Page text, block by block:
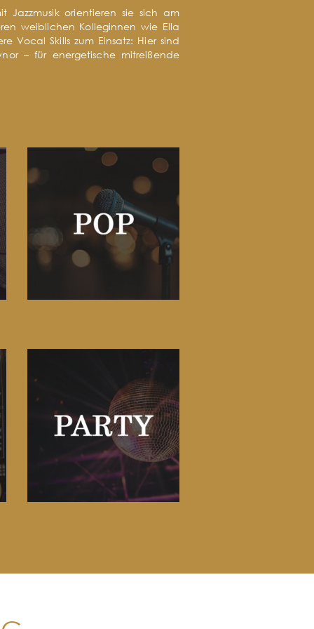
Jazzmusik orientieren sie sich am
weiblichen Kolleginnen wie Ella
Vocal Skills zum Einsatz: Hier sind
– für energetische mitreißende